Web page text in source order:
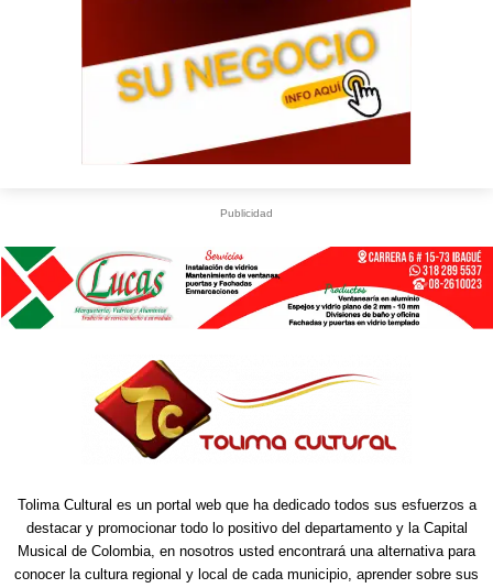
Publicidad
Tolima Cultural es un portal web que ha dedicado todos sus esfuerzos a
destacar y promocionar todo lo positivo del departamento y la Capital
Musical de Colombia, en nosotros usted encontrará una alternativa para
conocer la cultura regional y local de cada municipio, aprender sobre sus